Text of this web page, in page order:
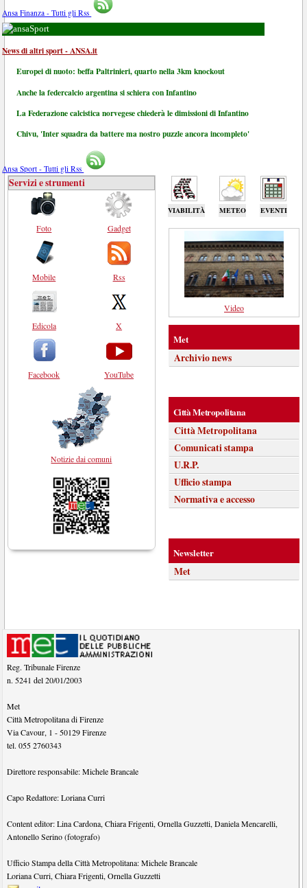
Ansa Finanza - Tutti gli Rss
Sport
News di altri sport - ANSA.it
Europei di nuoto: beffa Paltrinieri, quarto nella 3km knockout
Anche la federcalcio argentina si schiera con Infantino
La Federazione calcistica norvegese chiederà le dimissioni di Infantino
Chivu, 'Inter squadra da battere ma nostro puzzle ancora incompleto'
Ansa Sport - Tutti gli Rss
VIABILITÀ METEO EVENTI
Servizi e strumenti
Foto
Mobile
Edicola
Facebook
Gadget
Rss
X
YouTube
Notizie dai comuni
Video
Met
Archivio news
Città Metropolitana
Città Metropolitana
Comunicati stampa
U.R.P.
Ufficio stampa
Normativa e accesso
Newsletter
Met
Reg. Tribunale Firenze
n. 5241 del 20/01/2003
Met
Città Metropolitana di Firenze
Via Cavour, 1 - 50129 Firenze
tel.055 2760343
Direttore responsabile:Michele Brancale
Capo Redattore:Loriana Curri
Content editor:Lina Cardona,Chiara Frigenti,Ornella Guzzetti,Daniela Mencarelli,
Antonello Serino (fotografo)
Ufficio Stampa della Città Metropolitana:Michele Brancale
Loriana Curri,Chiara Frigenti,Ornella Guzzetti